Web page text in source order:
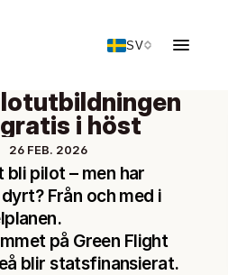
SV
i höst
26 FEB. 2026
bli pilot – men har
Från och med i
på Green Flight
blir statsfinansierat.